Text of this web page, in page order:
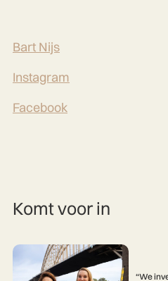
Bart Nijs
Instagram
Facebook
Komt voor in
“We